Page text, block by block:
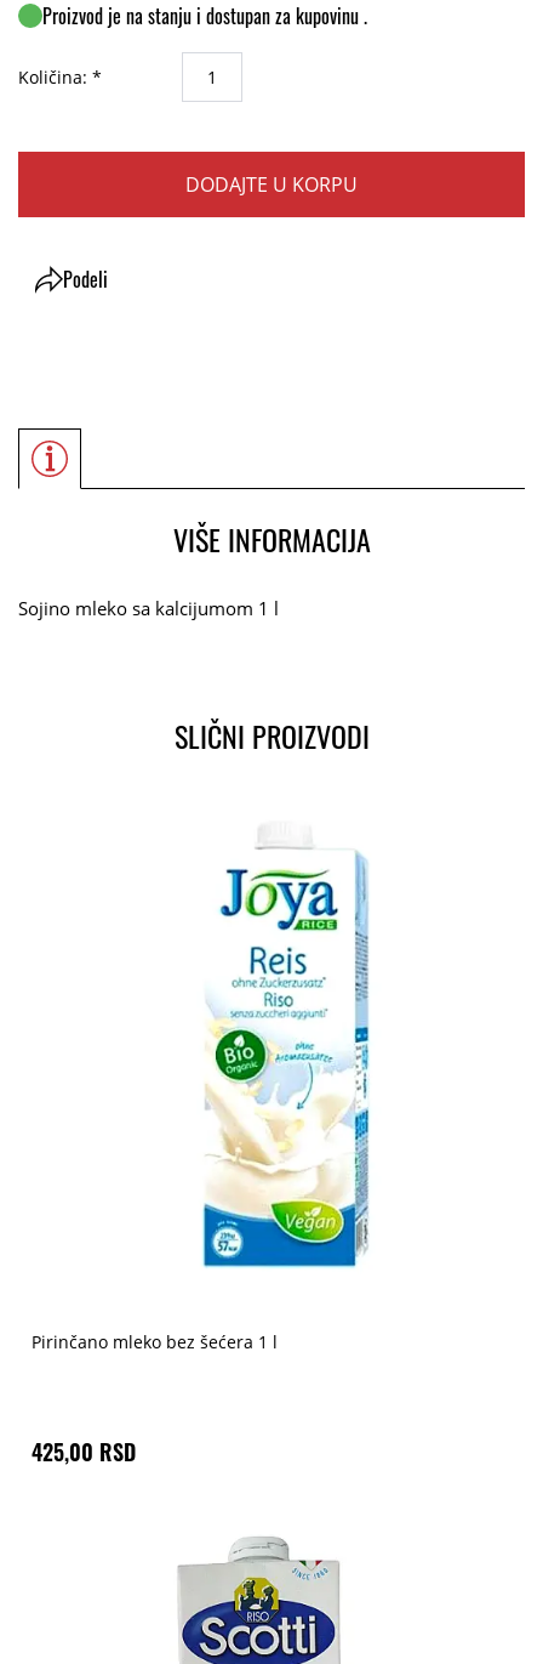
Proizvod je na stanju i dostupan za kupovinu .
Količina: *
DODAJTE U KORPU
Podeli
VIŠE INFORMACIJA
Sojino mleko sa kalcijumom 1 l
SLIČNI PROIZVODI
Pirinčano mleko bez šećera 1 l
425,00 RSD